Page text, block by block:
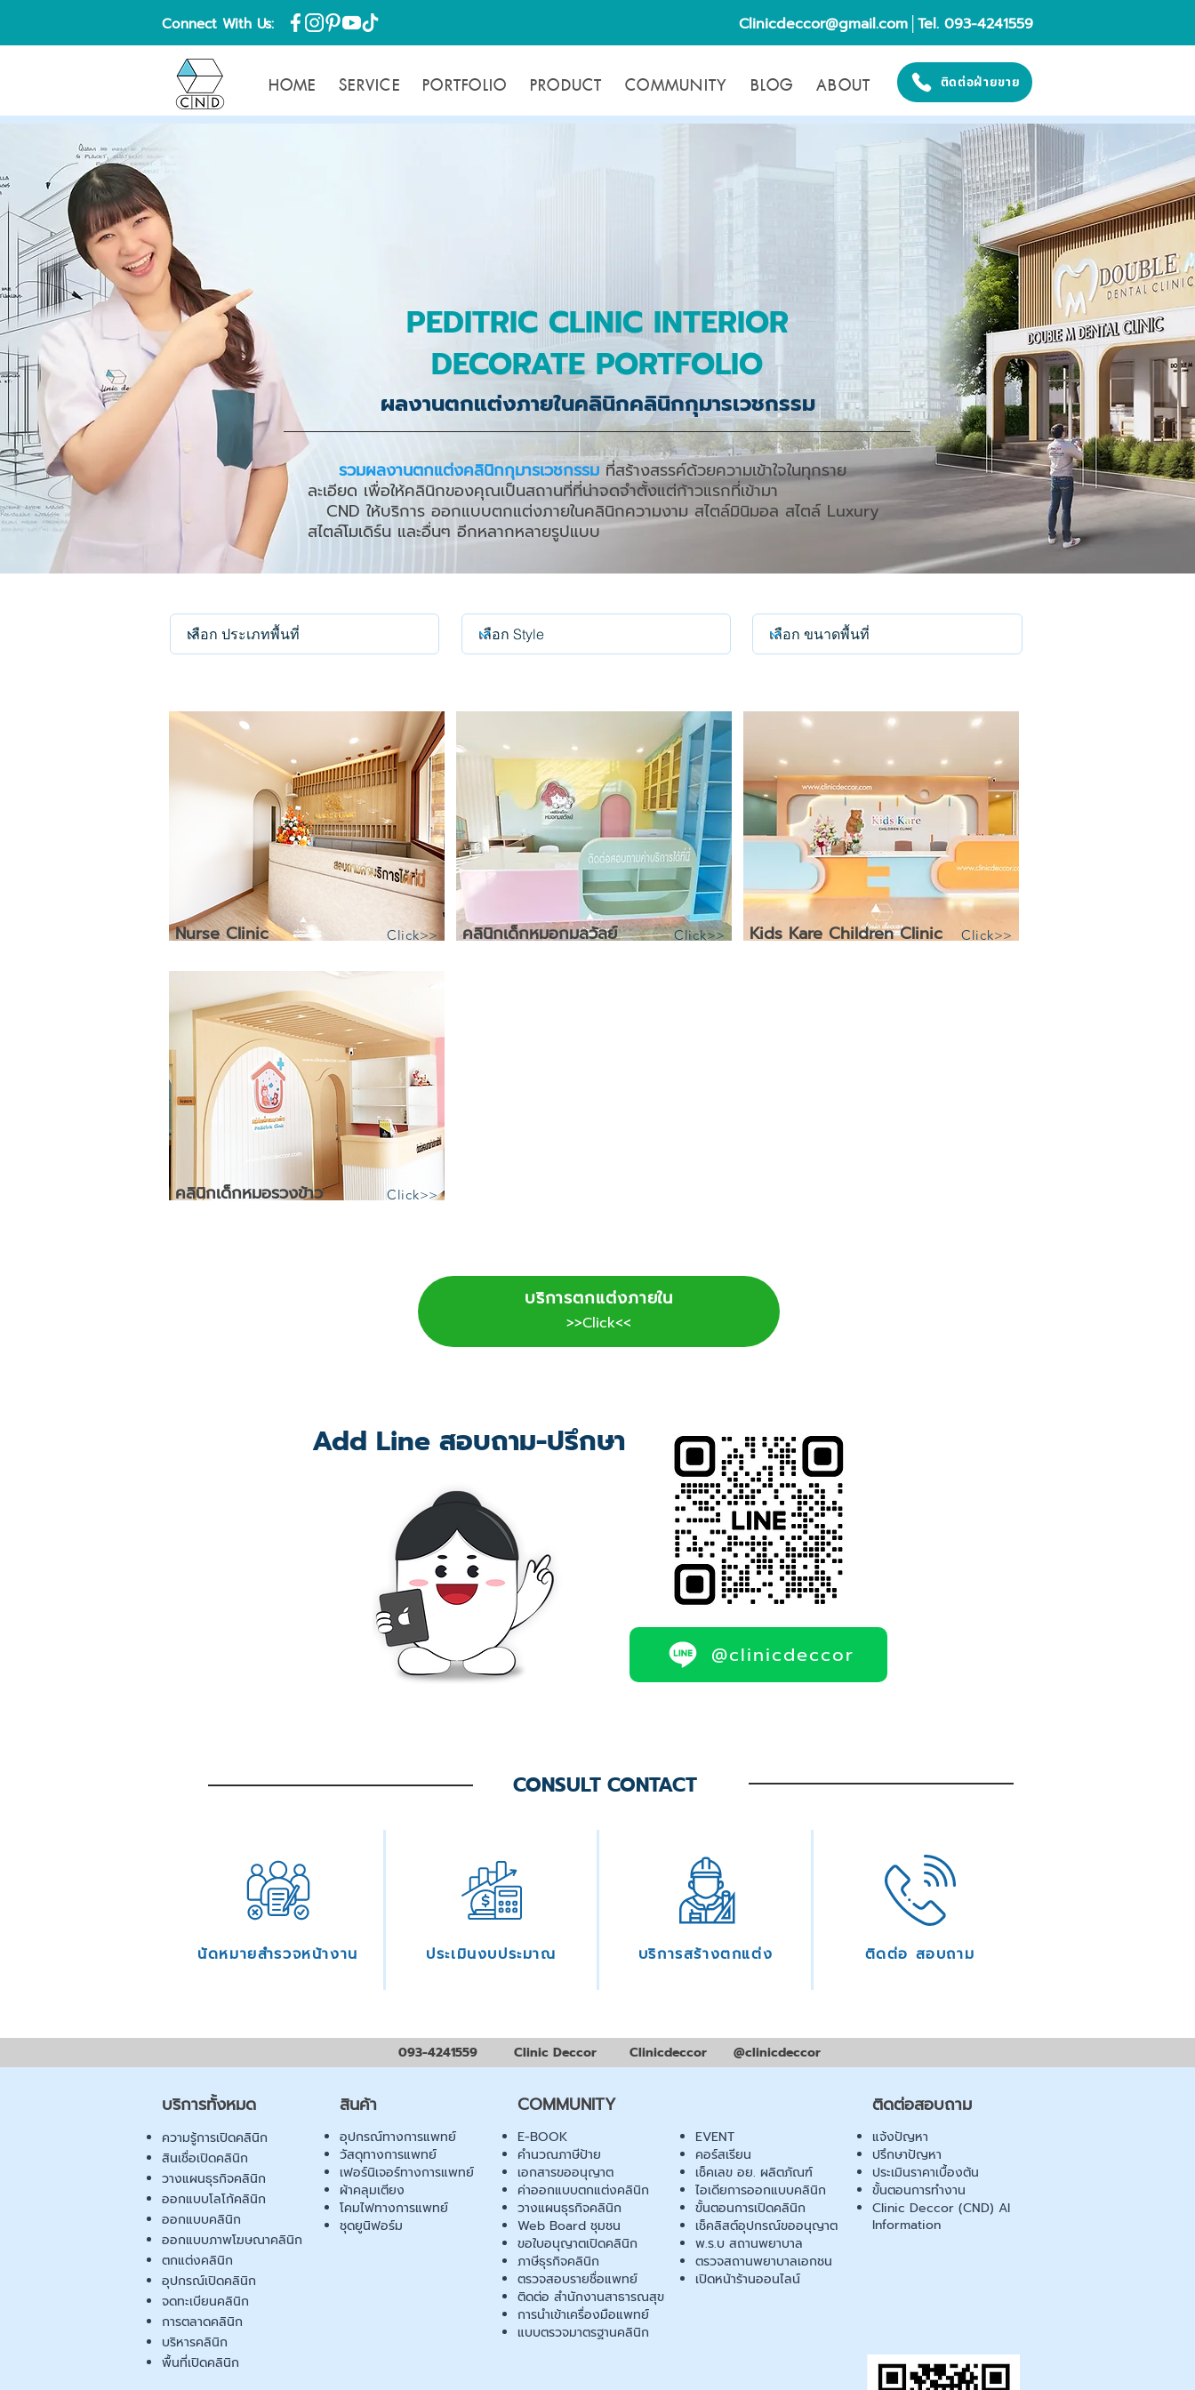
Connect With Us: Clinicdeccor@gmail.com │Tel. 093-4241559
HOME SERVICE PORTFOLIO PRODUCT COMMUNITY BLOG ABOUT ติดต่อฝ่ายขาย
PEDITRIC CLINIC INTERIOR
DECORATE PORTFOLIO
ผลงานตกแต่งภายในคลินิกคลินิกกุมารเวชกรรม
รวมผลงานตกแต่งคลินิกกุมารเวชกรรม ที่สร้างสรรค์ด้วยความเข้าใจในทุกราย
ละเอียด เพื่อให้คลินิกของคุณเป็นสถานที่ที่น่าจดจำตั้งแต่ก้าวแรกที่เข้ามา
CND ให้บริการ ออกแบบตกแต่งภายในคลินิกความงาม สไตล์มินิมอล สไตล์ Luxury
สไตล์โมเดิร์น และอื่นๆ อีกหลากหลายรูปแบบ
Nurse Clinic Click>>
คลินิกเด็กหมอรวงข้าว Click>>
คลินิกเด็กหมอกมลวัลย์ Click>> Kids Kare Children Clinic Click>>
บริการตกแต่งภายใน
>>Click<<
@clinicdeccor
Add Line สอบถาม-ปรึกษา
CONSULT CONTACT
นัดหมายสำรวจหน้างาน ประเมินงบประมาณ บริการสร้างตกแต่ง ติดต่อ สอบถาม
093-4241559 Clinic Deccor Clinicdeccor @clinicdeccor
บริการทั้งหมด
ความรู้การเปิดคลินิก
สินเชื่อเปิดคลินิก
วางแผนธุรกิจคลินิก
ออกแบบโลโก้คลินิก
ออกแบบคลินิก
ออกแบบภาพโฆษณาคลินิก
ตกแต่งคลินิก
อุปกรณ์เปิดคลินิก
จดทะเบียนคลินิก
การตลาดคลินิก
บริหารคลินิก
พื้นที่เปิดคลินิก
สินค้า
อุปกรณ์ทางการแพทย์
วัสดุทางการแพทย์
เฟอร์นิเจอร์ทางการแพทย์
ผ้าคลุมเตียง
โคมไฟทางการแพทย์
ชุดยูนิฟอร์ม
COMMUNITY
E-BOOK
คำนวณภาษีป้าย
เอกสารขออนุญาต
ค่าออกแบบตกแต่งคลินิก
วางแผนธุรกิจคลินิก
Web Board ชุมชน
ขอใบอนุญาตเปิดคลินิก
ภาษีธุรกิจคลินิก
ตรวจสอบรายชื่อแพทย์
ติดต่อ สำนักงานสาธารณสุข
การนำเข้าเครื่องมือแพทย์
แบบตรวจมาตรฐานคลินิก
ติดต่อสอบถาม
EVENT
คอร์สเรียน
เช็คเลข อย. ผลิตภัณฑ์
ไอเดียการออกแบบคลินิก
ขั้นตอนการเปิดคลินิก
เช็คลิสต์อุปกรณ์ขออนุญาต
พ.ร.บ สถานพยาบาล
ตรวจสถานพยาบาลเอกชน
เปิดหน้าร้านออนไลน์
แจ้งปัญหา
ปรึกษาปัญหา
ประเมินราคาเบื้องต้น
ขั้นตอนการทำงาน
Clinic Deccor (CND) AI
Information